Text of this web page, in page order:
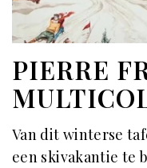
PIERRE
Van dit winterse
een skivakantie te